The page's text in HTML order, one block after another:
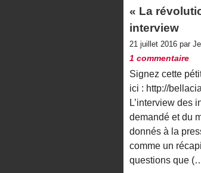
« La
interview
21 juillet 2016 par
1 commentaire
Signez cette
ici : http://
L’interview des
demandé et du
donnés à la
comme un
questions que